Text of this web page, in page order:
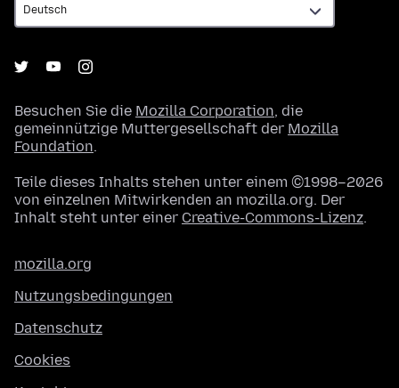
Besuchen Sie die Mozilla Corporation, die
gemeinnützige Muttergesellschaft der Mozilla
Foundation.
Teile dieses Inhalts stehen unter einem ©1998–2026
von einzelnen Mitwirkenden an mozilla.org. Der
Inhalt steht unter einer Creative-Commons-Lizenz.
mozilla.org
Nutzungsbedingungen
Datenschutz
Cookies